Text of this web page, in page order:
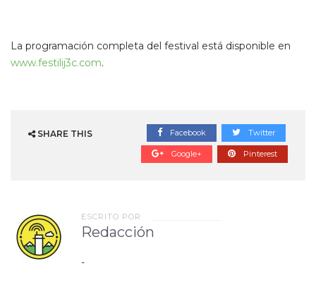
La programación completa del festival está disponible en
www.festilij3c.com.
SHARE THIS Facebook Twitter
Google+ Pinterest
ESCRITO POR
Redacción
-